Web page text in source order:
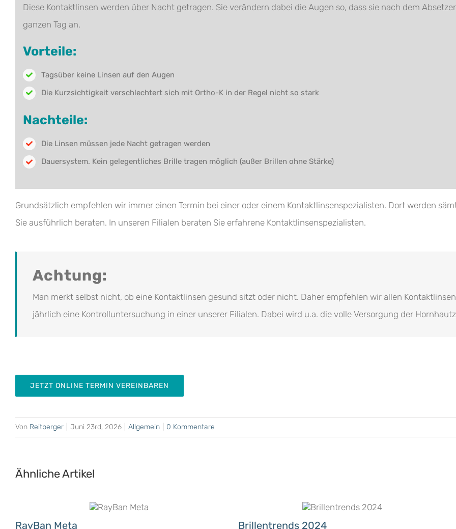
Diese Kontaktlinsen werden über Nacht getragen. Sie verändern dabei die Augen so, dass sie nach dem
ganzen Tag an.
Vorteile:
Tagsüber keine Linsen auf den Augen
Die Kurzsichtigkeit verschlechtert sich mit Ortho-K in der Regel nicht so stark
Nachteile:
Die Linsen müssen jede Nacht getragen werden
Dauersystem. Kein gelegentliches Brille tragen möglich (außer Brillen ohne Stärke)
Grundsätzlich empfehlen wir immer einen Termin bei einer oder einem Kontaktlinsenspezialisten. Dort werden
Sie ausführlich beraten. In unseren Filialen beraten Sie erfahrene Kontaktlinsenspezialisten.
Achtung:
Man merkt selbst nicht, ob eine Kontaktlinsen gesund sitzt oder nicht. Daher empfehlen wir allen
jährlich eine Kontrolluntersuchung in einer unserer Filialen. Dabei wird u.a. die volle Versorgung der
JETZT ONLINE TERMIN VEREINBAREN
Von Reitberger Juni 23rd, 2026 Allgemein 0 Kommentare
Ähnliche Artikel
RayBan Meta Brillentrends 2024